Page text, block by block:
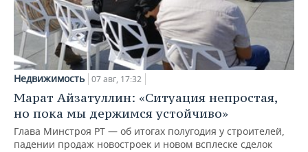
Недвижимость 07 авг, 17:32
Марат Айзатуллин: «Ситуация непростая,
но пока мы держимся устойчиво»
Глава Минстроя РТ — об итогах полугодия у строителей,
падении продаж новостроек и новом всплеске сделок